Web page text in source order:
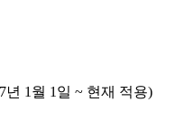
1월 1일 ~ 현재 적용)